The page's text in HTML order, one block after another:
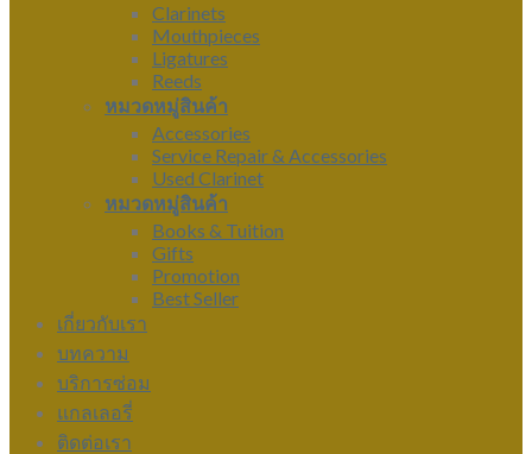
Clarinets
Mouthpieces
Ligatures
Reeds
หมวดหมู่สินค้า
Accessories
Service Repair & Accessories
Used Clarinet
หมวดหมู่สินค้า
Books & Tuition
Gifts
Promotion
Best Seller
เกี่ยวกับเรา
บทความ
บริการซ่อม
แกลเลอรี่
ติดต่อเรา